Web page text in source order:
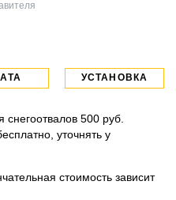
УСТАНОВКА
снегоотвалов 500 руб.
уточнять у
стоимость зависит